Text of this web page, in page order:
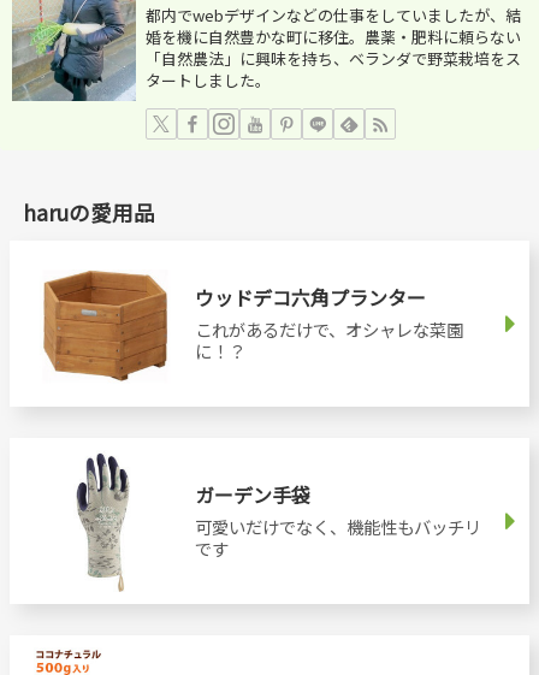
都内でwebデザインなどの仕事をしていましたが、結
婚を機に自然豊かな町に移住。農薬・肥料に頼らない
「自然農法」に興味を持ち、ベランダで野菜栽培をス
タートしました。
haruの愛用品
ウッドデコ六角プランター
これがあるだけで、オシャレな菜園
に！？
ガーデン手袋
可愛いだけでなく、機能性もバッチリ
です